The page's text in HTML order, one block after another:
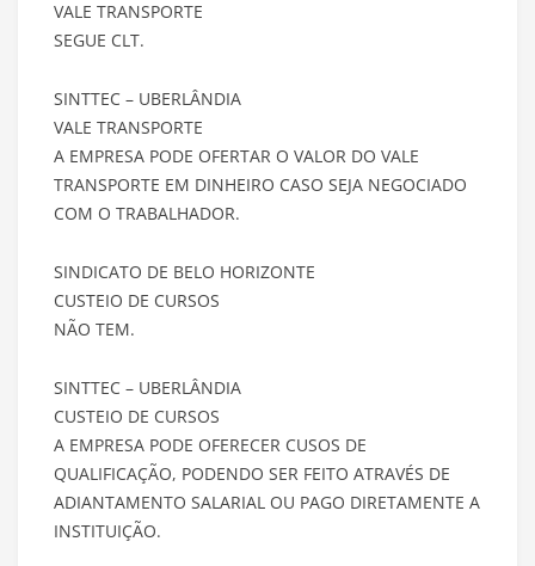
VALE TRANSPORTE
SEGUE CLT.
SINTTEC – UBERLÂNDIA
VALE TRANSPORTE
A EMPRESA PODE OFERTAR O VALOR DO VALE
TRANSPORTE EM DINHEIRO CASO SEJA NEGOCIADO
COM O TRABALHADOR.
SINDICATO DE BELO HORIZONTE
CUSTEIO DE CURSOS
NÃO TEM.
SINTTEC – UBERLÂNDIA
CUSTEIO DE CURSOS
A EMPRESA PODE OFERECER CUSOS DE
QUALIFICAÇÃO, PODENDO SER FEITO ATRAVÉS DE
ADIANTAMENTO SALARIAL OU PAGO DIRETAMENTE A
INSTITUIÇÃO.